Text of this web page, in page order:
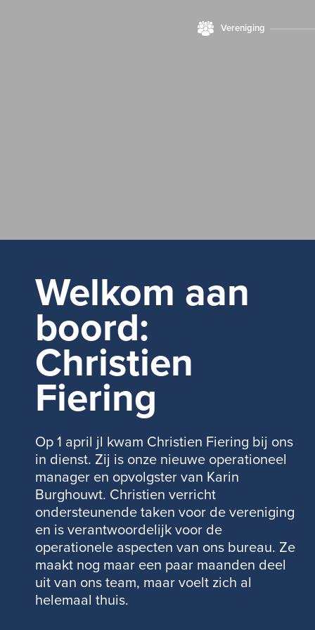
Vereniging
Welkom aan
boord:
Christien
Fiering
Op 1 april jl kwam Christien Fiering bij ons
in dienst. Zij is onze nieuwe operationeel
manager en opvolgster van Karin
Burghouwt. Christien verricht
ondersteunende taken voor de vereniging
en is verantwoordelijk voor de
operationele aspecten van ons bureau. Ze
maakt nog maar een paar maanden deel
uit van ons team, maar voelt zich al
helemaal thuis.